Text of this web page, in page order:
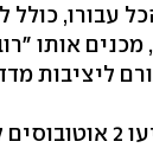
עבורו,
מכנים אותו
ליציבות
יום קודם לכן,